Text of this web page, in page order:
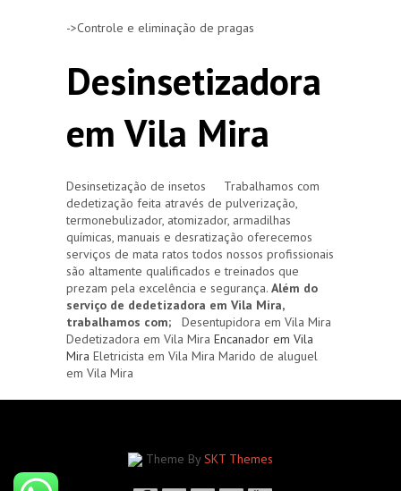
->Controle e eliminação de pragas
Desinsetizadora
em Vila Mira
Desinsetização de insetos Trabalhamos com
dedetização feita através de pulverização,
termonebulizador, atomizador, armadilhas
químicas, manuais e desratização oferecemos
serviços de mata ratos todos nossos profissionais
são altamente qualificados e treinados que
prezam pela excelência e segurança. Além do
serviço de dedetizadora em Vila Mira,
trabalhamos com; Desentupidora em Vila Mira
Dedetizadora em Vila Mira Encanador em Vila
Mira Eletricista em Vila Mira Marido de aluguel
em Vila Mira
Theme By SKT Themes